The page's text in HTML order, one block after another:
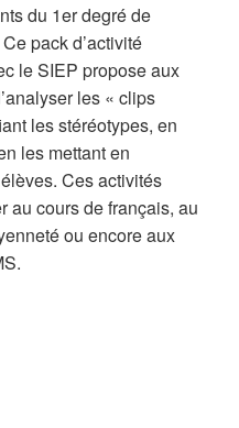
du 1er degré de
pack d’activité
le SIEP propose aux
les « clips
les stéréotypes, en
les mettant en
Ces activités
au cours de français, au
ou encore aux